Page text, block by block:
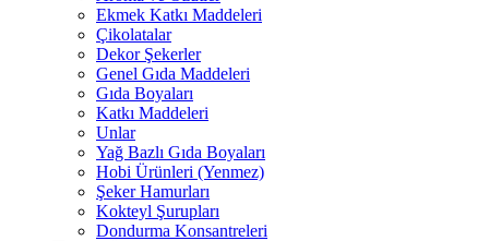
Ekmek Katkı Maddeleri
Çikolatalar
Dekor Şekerler
Genel Gıda Maddeleri
Gıda Boyaları
Katkı Maddeleri
Unlar
Yağ Bazlı Gıda Boyaları
Hobi Ürünleri (Yenmez)
Şeker Hamurları
Kokteyl Şurupları
Dondurma Konsantreleri